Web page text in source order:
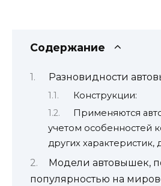
Содержание
Разновидности
Конструкции:
Применяются
учетом особенностей
других характеристик,
Модели автовышек,
популярностью на